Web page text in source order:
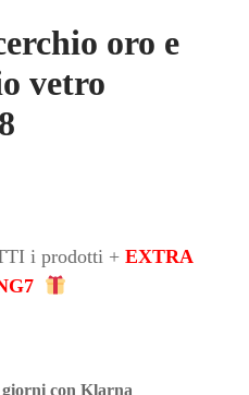
oro e
vetro
i prodotti + EXTRA
giorni con Klarna